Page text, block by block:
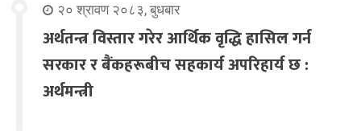
२० श्रावण २०८३, बुधबार
अर्थतन्त्र विस्तार गरेर आर्थिक वृद्धि हासिल गर्न
सरकार र बैंकहरूबीच सहकार्य अपरिहार्य छ :
अर्थमन्त्री